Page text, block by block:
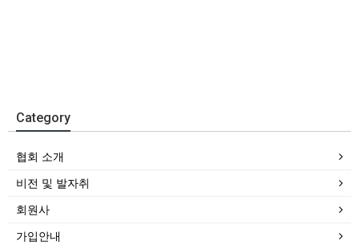
Category
협회 소개
비전 및 발자취
회원사
가입안내